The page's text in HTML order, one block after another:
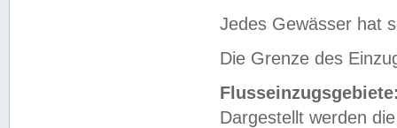
Jedes Gewässer hat
Die Grenze des
Dargestellt werden